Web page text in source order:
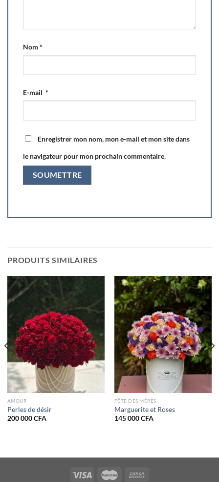
Nom *
E-mail *
Enregistrer mon nom, mon e-mail et mon site dans
le navigateur pour mon prochain commentaire.
PRODUITS SIMILAIRES
AMOUR
Perles de désir
200 000CFA
FÊTE DES MÈRES
Marguerite et Roses
145 000CFA